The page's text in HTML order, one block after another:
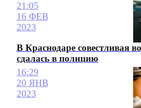
21:05
16 ФЕВ
2023
В Краснодаре совестливая
сдалась в полицию
16:29
20 ЯНВ
2023